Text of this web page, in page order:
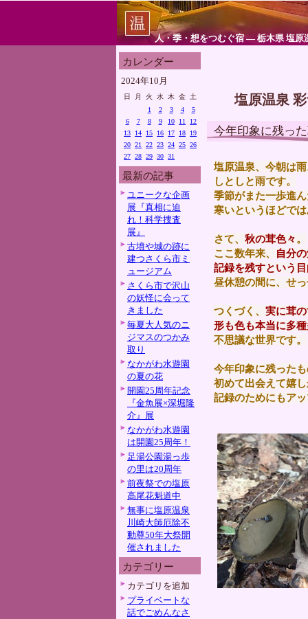
人・季・想をつむぐ宿 ― 栃木県 塩原
カレンダー
2024年10月
日 月 火 水 木 金
土
1
2 3 4
5
6
7 8 9 10 11
12
13
14 15 16 17 18
19
20 21 22 23 24 25 26
27 28 29 30 31
最新の記事
ユニークな企画
展『真相に迫
れ！科学捜査
展』
古墳や城の跡に
建つさくら市ミ
ュージアム
さくら市で沢山
の妖怪に会って
きました
毎夏大人気のニ
ジマスのつかみ
取り
なかがわ水遊園
の夏の花
開園25周年記念
『金魚展×深堀隆
介』展
なかがわ水遊園
は開園25周年！
足湯公園湯っ歩
の里は20周年
前夜祭での塩原
高尾花魁道中
無事に塩原温泉
川崎大師厄除不
動尊50年大祭開
催されました
カテゴリー
カテゴリを追加
プライベートな
話でごめんなさ
塩原温泉
今年印象に残っ
塩原温泉、今朝は
しとしと雨です。
季節がまた一歩進
寒いというほどで
さて、 秋の茸色々。
ここ数年来、
自分
記録を残すという
昼休憩の間に、せ
つくづく、 実に茸
形も色も本当に多
不思議な世界です。
今年印象に残った
初めて出会えて嬉
記録のためにもア